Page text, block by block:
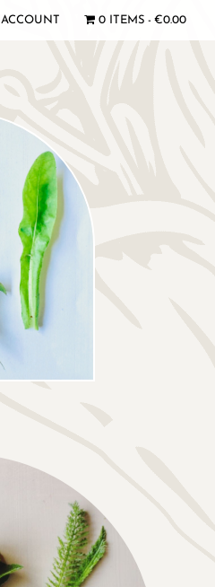
ACCOUNT 0 ITEMS €0.00